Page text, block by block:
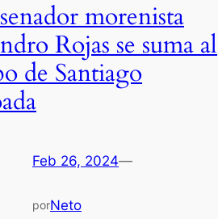
morenista
Rojas se suma al
de Santiago
Feb 26, 2024—
porNeto